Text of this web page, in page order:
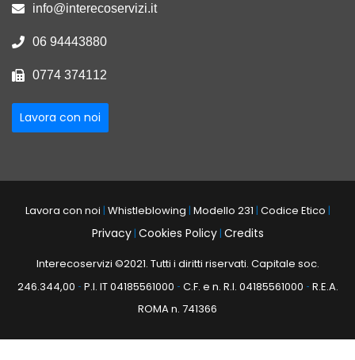
info@interecoservizi.it
06 94443880
0774 374112
Lavora con noi
Lavora con noi | Whistleblowing | Modello 231 | Codice Etico |
Privacy| Cookies Policy| Credits
Interecoservizi ©2021. Tutti i diritti riservati. Capitale soc.
246.344,00 - P.I. IT 04185561000 - C.F. e n. R.I. 04185561000 - R.E.A.
ROMA n. 741366